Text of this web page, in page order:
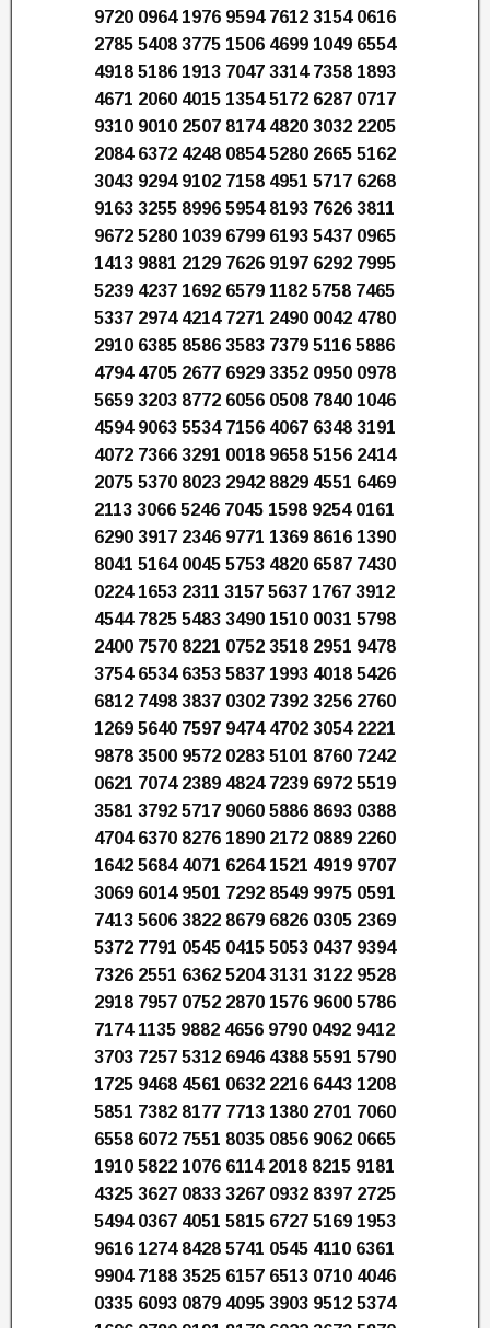
9720 0964 1976 9594 7612 3154 0616
2785 5408 3775 1506 4699 1049 6554
4918 5186 1913 7047 3314 7358 1893
4671 2060 4015 1354 5172 6287 0717
9310 9010 2507 8174 4820 3032 2205
2084 6372 4248 0854 5280 2665 5162
3043 9294 9102 7158 4951 5717 6268
9163 3255 8996 5954 8193 7626 3811
9672 5280 1039 6799 6193 5437 0965
1413 9881 2129 7626 9197 6292 7995
5239 4237 1692 6579 1182 5758 7465
5337 2974 4214 7271 2490 0042 4780
2910 6385 8586 3583 7379 5116 5886
4794 4705 2677 6929 3352 0950 0978
5659 3203 8772 6056 0508 7840 1046
4594 9063 5534 7156 4067 6348 3191
4072 7366 3291 0018 9658 5156 2414
2075 5370 8023 2942 8829 4551 6469
2113 3066 5246 7045 1598 9254 0161
6290 3917 2346 9771 1369 8616 1390
8041 5164 0045 5753 4820 6587 7430
0224 1653 2311 3157 5637 1767 3912
4544 7825 5483 3490 1510 0031 5798
2400 7570 8221 0752 3518 2951 9478
3754 6534 6353 5837 1993 4018 5426
6812 7498 3837 0302 7392 3256 2760
1269 5640 7597 9474 4702 3054 2221
9878 3500 9572 0283 5101 8760 7242
0621 7074 2389 4824 7239 6972 5519
3581 3792 5717 9060 5886 8693 0388
4704 6370 8276 1890 2172 0889 2260
1642 5684 4071 6264 1521 4919 9707
3069 6014 9501 7292 8549 9975 0591
7413 5606 3822 8679 6826 0305 2369
5372 7791 0545 0415 5053 0437 9394
7326 2551 6362 5204 3131 3122 9528
2918 7957 0752 2870 1576 9600 5786
7174 1135 9882 4656 9790 0492 9412
3703 7257 5312 6946 4388 5591 5790
1725 9468 4561 0632 2216 6443 1208
5851 7382 8177 7713 1380 2701 7060
6558 6072 7551 8035 0856 9062 0665
1910 5822 1076 6114 2018 8215 9181
4325 3627 0833 3267 0932 8397 2725
5494 0367 4051 5815 6727 5169 1953
9616 1274 8428 5741 0545 4110 6361
9904 7188 3525 6157 6513 0710 4046
0335 6093 0879 4095 3903 9512 5374